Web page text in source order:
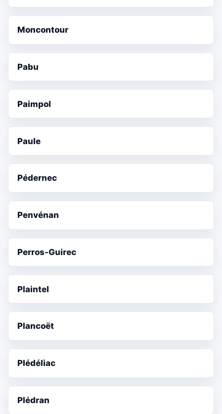
Moncontour
Pabu
Paimpol
Paule
Pédernec
Penvénan
Perros-Guirec
Plaintel
Plancoët
Plédéliac
Plédran